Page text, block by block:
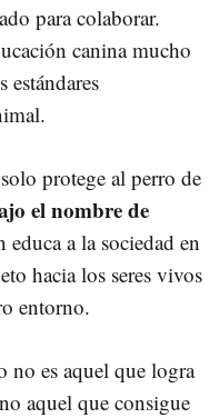
para colaborar.
canina mucho
estándares
protege al perro de
el nombre de
a la sociedad en
hacia los seres vivos
entorno.
no es aquel que logra
aquel que consigue